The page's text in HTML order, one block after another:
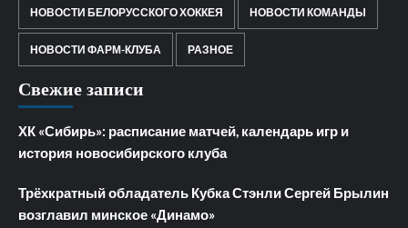
НОВОСТИ БЕЛОРУССКОГО ХОККЕЯ НОВОСТИ КОМАНДЫ
НОВОСТИ ФАРМ-КЛУБА РАЗНОЕ
Свежие записи
ХК «Сибирь»: расписание матчей, календарь игр и
история новосибирского клуба
Трёхкратный обладатель Кубка Стэнли Сергей Брылин
возглавил минское «Динамо»